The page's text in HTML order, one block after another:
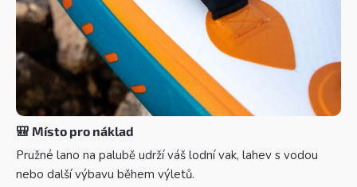
🎒 Místo pro náklad
Pružné lano na palubě udrží váš lodní vak, lahev s vodou
nebo další výbavu během výletů.